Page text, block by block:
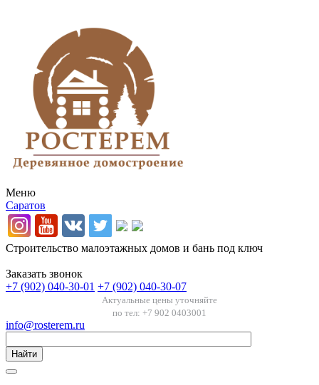
Меню
Саратов
Строительство малоэтажных домов и бань под ключ
Заказать звонок
+7 (902) 040-30-01 +7 (902) 040-30-07
Актуальные цены уточняйте
по тел: +7 902 0403001
info@rosterem.ru
Найти